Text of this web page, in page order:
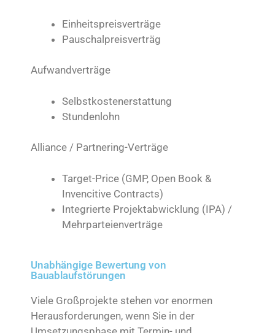
Einheitspreisverträge
Pauschalpreisverträg
Aufwandverträge
Selbstkostenerstattung
Stundenlohn
Alliance / Partnering-Verträge
Target-Price (GMP, Open Book &
Invencitive Contracts)
Integrierte Projektabwicklung (IPA) /
Mehrparteienverträge
Unabhängige Bewertung von
Bauablaufstörungen
Viele Großprojekte stehen vor enormen
Herausforderungen, wenn Sie in der